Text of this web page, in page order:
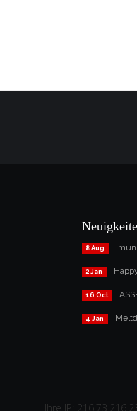
8 Aug
2 Jan
16 Oct
4 Jan
Ihre IP: